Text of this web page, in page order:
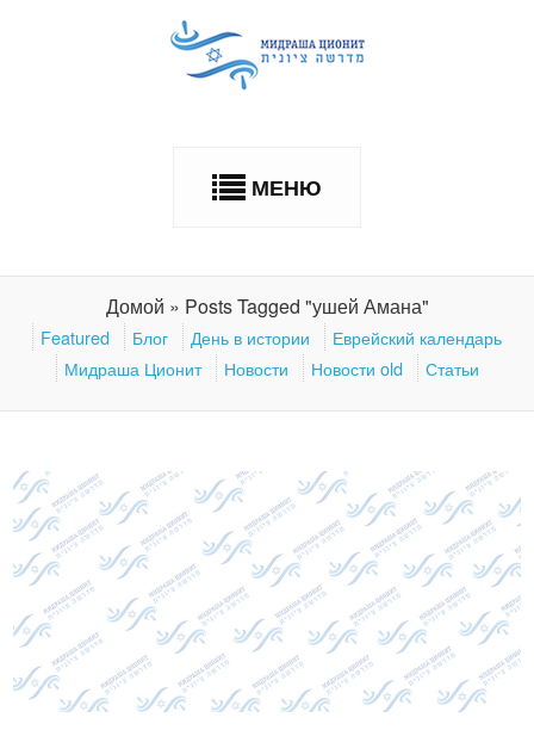
МЕНЮ
Домой » Posts Tagged "ушей Амана"
Featured Блог День в истории
Еврейский календарь
Мидраша Ционит
Новости Новости old Статьи